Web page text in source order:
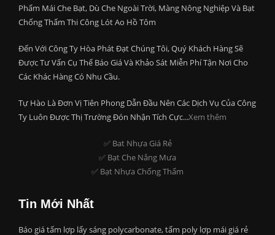
Phẩm Mái Che Bạt, Dù Che Ngoài Trời, Màng Nông Nghiệp Và Bạt
Chống Thấm Thi Công Lót Ao Hồ Tôm
Đến Với Công Ty Hòa Phát Đạt Chúng Tôi, Quý Khách Hàng Sẽ
Được Tư Vấn Cụ Thể Báo Giá Và Khảo Sát Miễn Phí Tận Nơi Cho
Các Khác Hàng Có Nhu Cầu.
Tự Hào Là Đơn Vị Tiên Phong Dẫn Đầu Nên Các Dịch Vụ Của Công
Ty Luôn Được Thị Trường Đón Nhận Tích Cực...Xem thêm
✅ Bat Nhựa Giá Rẻ
✅ Bạt Che Nắng Mưa
✅ Bạt Nhựa Chống Thấm
Tin Mới Nhất
Báo giá tấm lợp lấy sáng polycarbonate, tấm poly lợp mái giá rẻ